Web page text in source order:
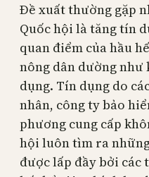
Đề xuất thường gặp
Quốc hội là tăng tín
quan điểm của hầu
nông dân dường như
dụng. Tín dụng do
nhân, công ty bảo
phương cung cấp
hội luôn tìm ra
được lấp đầy bởi các